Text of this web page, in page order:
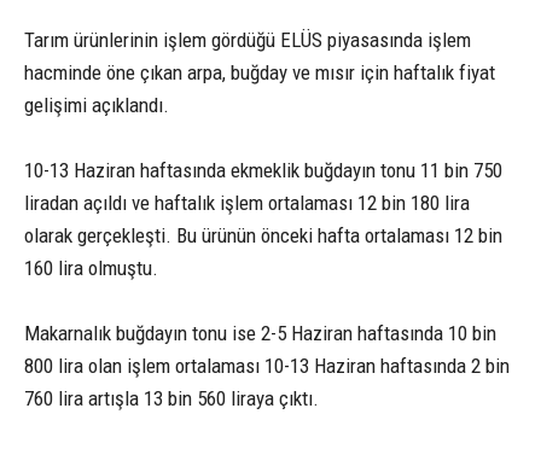
Tarım ürünlerinin işlem gördüğü ELÜS piyasasında işlem
hacminde öne çıkan arpa, buğday ve mısır için haftalık fiyat
gelişimi açıklandı.
10-13 Haziran haftasında ekmeklik buğdayın tonu 11 bin 750
liradan açıldı ve haftalık işlem ortalaması 12 bin 180 lira
olarak gerçekleşti. Bu ürünün önceki hafta ortalaması 12 bin
160 lira olmuştu.
Makarnalık buğdayın tonu ise 2-5 Haziran haftasında 10 bin
800 lira olan işlem ortalaması 10-13 Haziran haftasında 2 bin
760 lira artışla 13 bin 560 liraya çıktı.